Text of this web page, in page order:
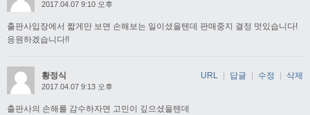
2017.04.07 9:10 오후
출판사입장에서 짧게만 보면 손해보는 일이셨을텐데 판매중지 결정 멋있습니다!
응원하겠습니다!!
황정식
2017.04.07 9:13 오후
출판사의 손해를 감수하자면 고민이 깊으셨을텐데
URL 답글 수정 삭제